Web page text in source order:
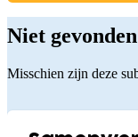
Niet
Misschien zijn deze